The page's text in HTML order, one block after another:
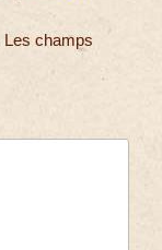
Les champs